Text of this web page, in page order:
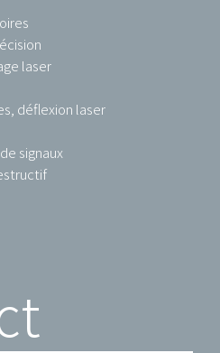
laser
déflexion laser
signaux